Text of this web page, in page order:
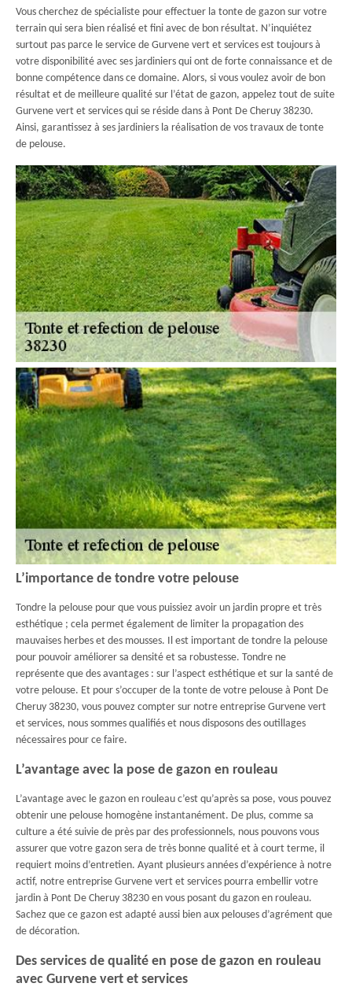
Vous cherchez de spécialiste pour effectuer la tonte de gazon sur votre
terrain qui sera bien réalisé et fini avec de bon résultat. N’inquiétez
surtout pas parce le service de Gurvene vert et services est toujours à
votre disponibilité avec ses jardiniers qui ont de forte connaissance et de
bonne compétence dans ce domaine. Alors, si vous voulez avoir de bon
résultat et de meilleure qualité sur l’état de gazon, appelez tout de suite
Gurvene vert et services qui se réside dans à Pont De Cheruy 38230.
Ainsi, garantissez à ses jardiniers la réalisation de vos travaux de tonte
de pelouse.
L’importance de tondre votre pelouse
Tondre la pelouse pour que vous puissiez avoir un jardin propre et très
esthétique ; cela permet également de limiter la propagation des
mauvaises herbes et des mousses. Il est important de tondre la pelouse
pour pouvoir améliorer sa densité et sa robustesse. Tondre ne
représente que des avantages : sur l’aspect esthétique et sur la santé de
votre pelouse. Et pour s’occuper de la tonte de votre pelouse à Pont De
Cheruy 38230, vous pouvez compter sur notre entreprise Gurvene vert
et services, nous sommes qualifiés et nous disposons des outillages
nécessaires pour ce faire.
L’avantage avec la pose de gazon en rouleau
L’avantage avec le gazon en rouleau c’est qu’après sa pose, vous pouvez
obtenir une pelouse homogène instantanément. De plus, comme sa
culture a été suivie de près par des professionnels, nous pouvons vous
assurer que votre gazon sera de très bonne qualité et à court terme, il
requiert moins d’entretien. Ayant plusieurs années d’expérience à notre
actif, notre entreprise Gurvene vert et services pourra embellir votre
jardin à Pont De Cheruy 38230 en vous posant du gazon en rouleau.
Sachez que ce gazon est adapté aussi bien aux pelouses d’agrément que
de décoration.
Des services de qualité en pose de gazon en rouleau
avec Gurvene vert et services